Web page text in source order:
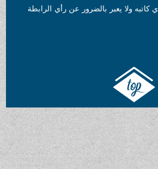
ولا يعبر بالضرور عن رأي الرابطة